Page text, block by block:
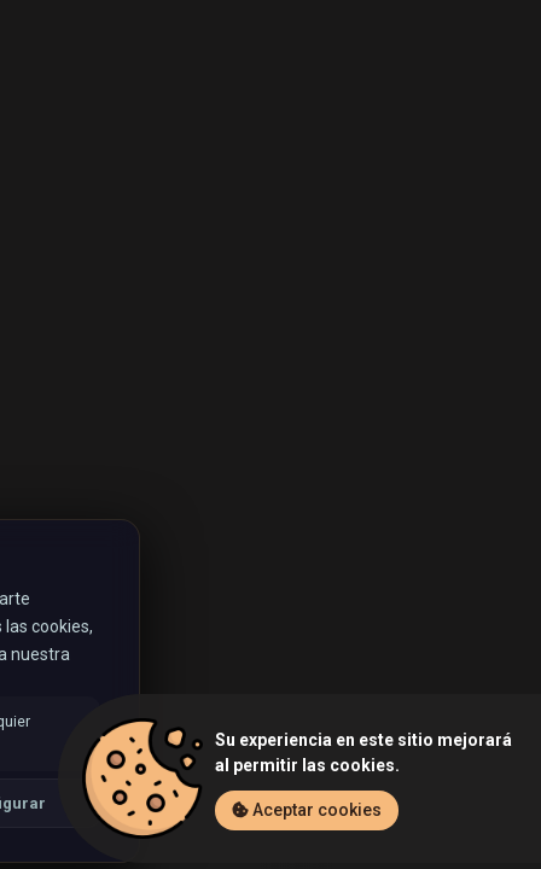
cookies,
nuestra
Su experiencia en este sitio mejorará
al permitir las cookies.
Aceptar cookies